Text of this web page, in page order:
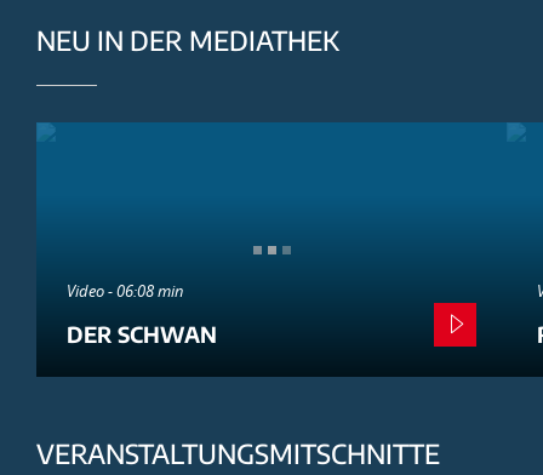
NEU IN DER MEDIATHEK
Video - 06:08 min
DER SCHWAN
VERANSTALTUNGSMITSCHNITTE